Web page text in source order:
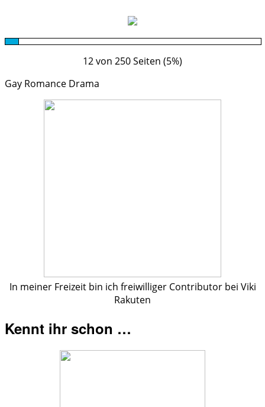
12 von 250 Seiten (5%)
Gay Romance Drama
In meiner Freizeit bin ich freiwilliger Contributor bei Viki
Rakuten
Kennt ihr schon …